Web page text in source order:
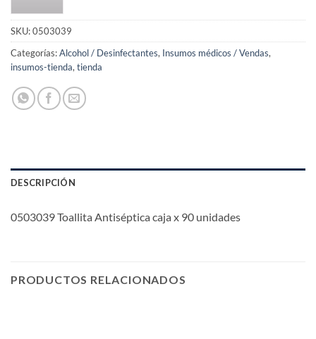
SKU:0503039
Categorías:Alcohol / Desinfectantes, Insumos médicos / Vendas,
insumos-tienda, tienda
DESCRIPCIÓN
0503039 Toallita Antiséptica caja x 90 unidades
PRODUCTOS RELACIONADOS